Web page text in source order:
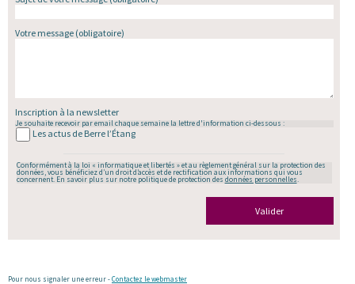
Votre message(obligatoire)
Inscription à la newsletter
Je souhaite recevoir par email chaque semaine la lettre d'information ci-dessous :
Les actus de Berre l’Étang
Conformément à la loi « informatique et libertés » et au règlement général sur la protection des
données, vous bénéficiez d’un droit d’accès et de rectification aux informations qui vous
concernent. En savoir plus sur notre politique de protection des données personnelles.
Valider
Pour nous signaler une erreur -Contactez le webmaster